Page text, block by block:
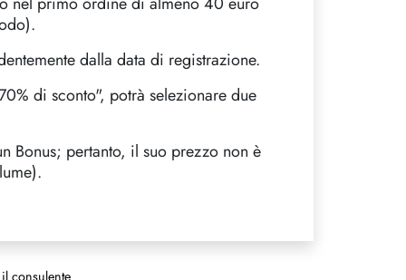
dalla data di registrazione.
di sconto", potrà selezionare due
Bonus; pertanto, il suo prezzo non è
consulente